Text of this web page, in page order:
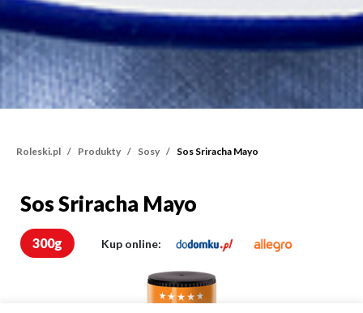
Roleski.pl Produkty Sosy Sos Sriracha Mayo
Sos Sriracha Mayo
Sos Sriracha Mayo
300g Kup online: